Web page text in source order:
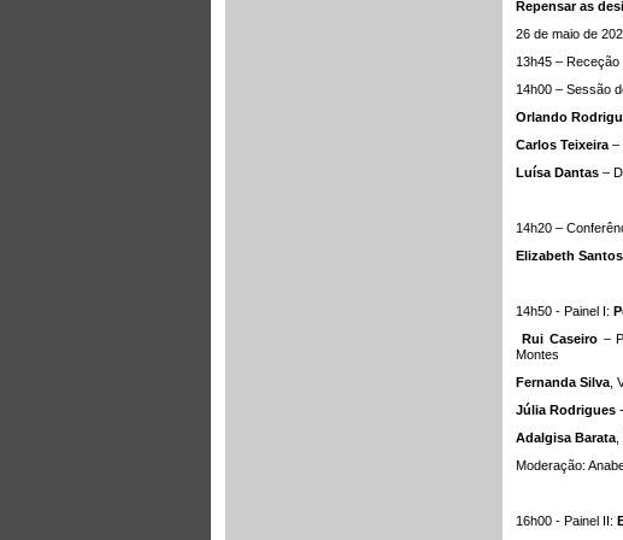
Repensar as
26 de maio de
13h45 – Receção
14h00 – Sessão
Orlando
Carlos Teixeira –
Luísa Dantas –
14h20 –
Elizabeth Santos
14h50 - Painel I:
Rui Caseiro–
Montes
Fernanda Silva ,
Júlia Rodrigues
Adalgisa Barata
Moderação:
16h00 - Painel II: